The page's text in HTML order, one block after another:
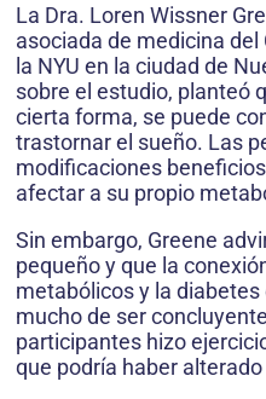
La Dra. Loren Wissner
asociada de medicina
la NYU en la ciudad de
sobre el estudio, planteó
cierta forma, se puede
trastornar el sueño. Las
modificaciones
afectar a su propio
Sin embargo, Greene
pequeño y que la
metabólicos y la
mucho de ser
participantes hizo
que podría haber